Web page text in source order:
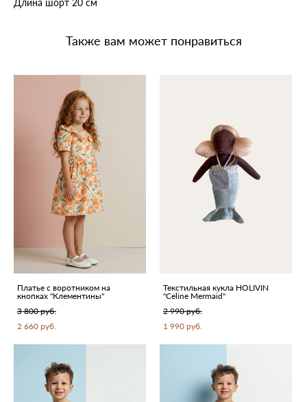
Длина шорт 20 см
Также вам может понравиться
Платье с воротником на
кнопках "Клементины"
3 800 pуб.
2 660 pуб.
Текстильная кукла HOLIVIN
"Celine Mermaid"
2 990 pуб.
1 990 pуб.